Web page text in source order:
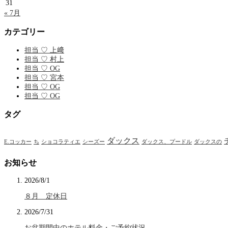
31
« 7月
カテゴリー
担当 ♡ 上﨑
担当 ♡ 村上
担当 ♡ OG
担当 ♡ 宮本
担当 ♡ OG
担当 ♡ OG
タグ
E.コッカー ち ショコラティエ シーズー ダックス ダックス、プードル ダックスの
お知らせ
2026/8/1
８月 定休日
2026/7/31